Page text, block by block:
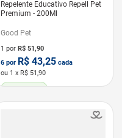
Repelente Educativo Repell Pet
Premium - 200Ml
Good Pet
1 por R$ 51,90
6 por R$ 43,25 cada
ou 1 x R$ 51,90